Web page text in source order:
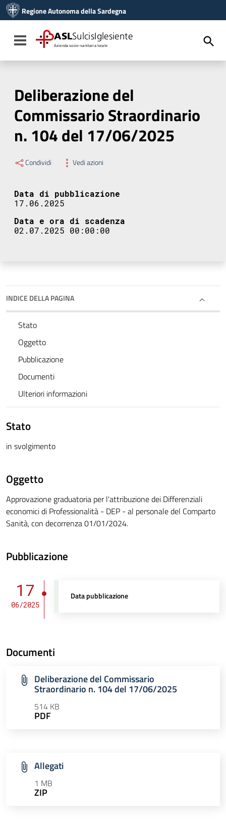
Vai al menu di navigazione
Vai al footer
Regione Autonoma della Sardegna
Toggle navigation
ASLSulcisIglesiente
Azienda socio-sanitaria locale
Deliberazione del
Commissario Straordinario
n. 104 del 17/06/2025
Condividi Vedi azioni
Data di pubblicazione
17.06.2025
Data e ora di scadenza
02.07.2025 00:00:00
INDICE DELLA PAGINA
Stato
Oggetto
Pubblicazione
Documenti
Ulteriori informazioni
Stato
in svolgimento
Oggetto
Approvazione graduatoria per l'attribuzione dei Differenziali
economici di Professionalità - DEP - al personale del Comparto
Sanità, con decorrenza 01/01/2024.
Pubblicazione
17
06/2025
Data pubblicazione
Documenti
Deliberazione del Commissario
Straordinario n. 104 del 17/06/2025
514 KB
PDF
Allegati
1 MB
ZIP